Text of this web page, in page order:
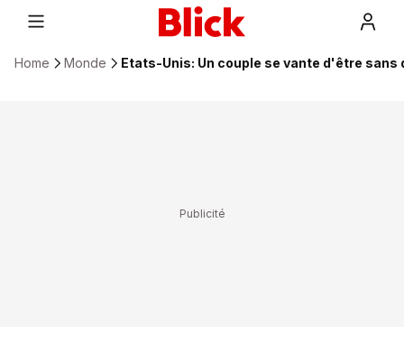
Home Monde Etats-Unis: Un couple se vante d'être sans